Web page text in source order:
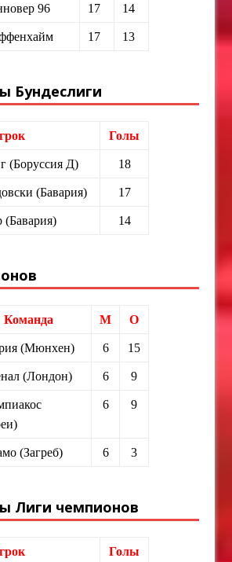
96 17 14
17 13
Бундеслиги
Голы
(Боруссия Д) 18
(Бавария) 17
14
Команда М О
(Мюнхен) 6 15
(Лондон) 6 9
6 9
(Загреб) 6 3
Лиги чемпионов
Голы